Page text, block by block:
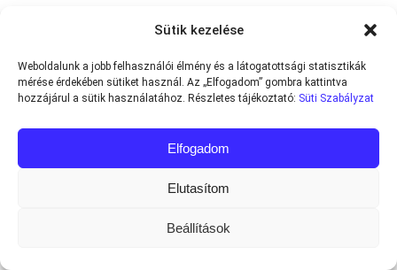
Sütik kezelése
Weboldalunk a jobb felhasználói élmény és a látogatottsági statisztikák
mérése érdekében sütiket használ. Az „Elfogadom” gombra kattintva
hozzájárul a sütik használatához. Részletes tájékoztató: Süti Szabályzat
Elfogadom
Elutasítom
Beállítások